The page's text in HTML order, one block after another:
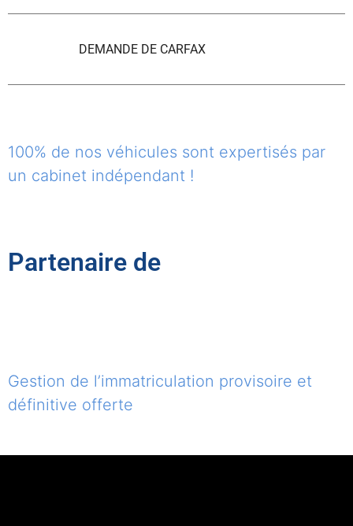
DEMANDE DE CARFAX
100% de nos véhicules sont expertisés par
un cabinet indépendant !
Partenaire de
Gestion de l’immatriculation provisoire et
définitive offerte